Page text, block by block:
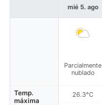
Temp.
máxima
mié 5. ago
Parcialmente
nublado
26.3°C